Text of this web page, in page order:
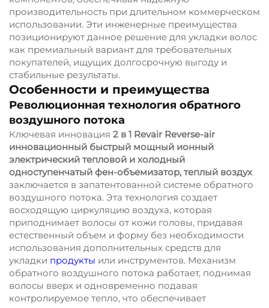
производительность при длительном коммерческом
использовании. Эти инженерные преимущества
позиционируют данное решение для укладки волос
как премиальный вариант для требовательных
покупателей, ищущих долгосрочную выгоду и
стабильные результаты.
Особенности и преимущества
Революционная технология обратного
воздушного потока
Ключевая инновация 2 в 1 Revair Reverse-air
инновационный быстрый мощный ионный
электрический тепловой и холодный
одноступенчатый фен-объемизатор, теплый воздух
заключается в запатентованной системе обратного
воздушного потока. Эта технология создает
восходящую циркуляцию воздуха, которая
приподнимает волосы от кожи головы, придавая
естественный объем и форму без необходимости
использования дополнительных средств для
укладки продукты или инструментов. Механизм
обратного воздушного потока работает, поднимая
волосы вверх и одновременно подавая
контролируемое тепло, что обеспечивает